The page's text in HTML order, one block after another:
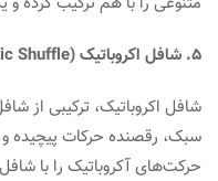
5. شافل اکروباتیک (Acrobatic Shuffle)
شافل اکروباتیک، ترکیبی از
سبک، رقصنده حرکات پیچیده
حرکت‌های آکروباتیک را با